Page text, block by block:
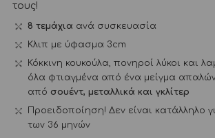
τους!
8 τεμάχια ανά συσκευασία
Κλιπ με ύφασμα 3cm
Κόκκινη κουκούλα, πονηροί λύκοι και
όλα φτιαγμένα από ένα μείγμα
από σουέντ, μεταλλικά και γκλίτερ
Προειδοποίηση! Δεν είναι κατάλληλο
των 36 μηνών